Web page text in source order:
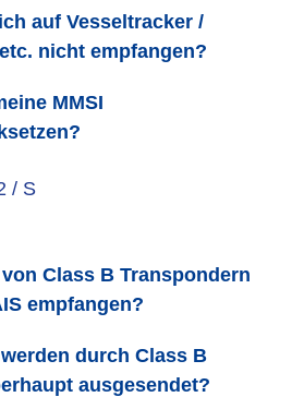
auf Vesseltracker /
nicht empfangen?
MMSI
/ S
Class B Transpondern
empfangen?
durch Class B
ausgesendet?